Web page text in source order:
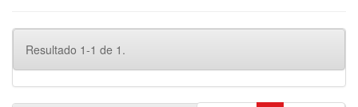
Resultado 1-1 de 1.